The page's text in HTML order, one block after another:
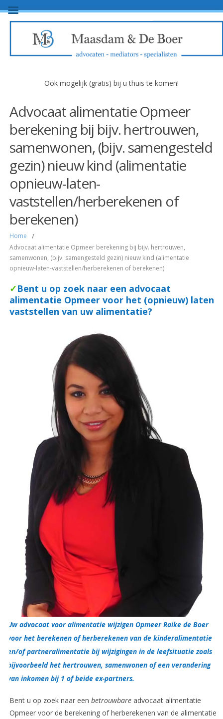
Ook mogelijk (gratis) bij u thuis te komen!
Advocaat alimentatie Opmeer
berekening bij bijv. hertrouwen,
samenwonen, (bijv. samengesteld
gezin) nieuw kind (alimentatie
opnieuw-laten-
vaststellen/herberekenen of
berekenen)
Home /
Advocaat alimentatie Opmeer berekening bij bijv. hertrouwen,
samenwonen, (bijv. samengesteld gezin) nieuw kind (alimentatie
opnieuw-laten-vaststellen/herberekenen of berekenen)
✓Bent u op zoek naar een advocaat
alimentatie Opmeer voor het (opnieuw) laten
vaststellen van uw alimentatie?
Uw advocaat voor alimentatie wijzigen Opmeer Raike de Boer
voor het berekenen of herberekenen van de kinderalimentatie
en/of partneralimentatie bij wijzigingen in de leefsituatie zoals
bijvoorbeeld het hertrouwen, samenwonen of een verandering
van inkomen bij 1 of beide ex-partners.
Bent u op zoek naar een betrouwbareadvocaat alimentatie
Opmeer voor de berekening of herberekenen van de alimentatie